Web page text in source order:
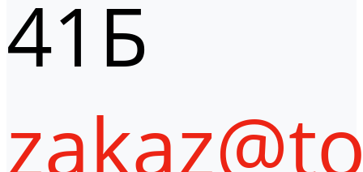
41Б